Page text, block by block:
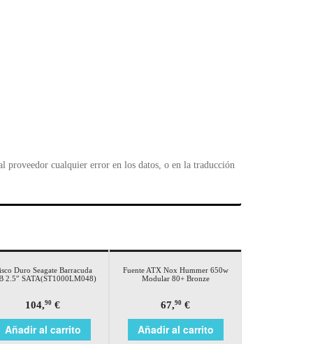
proveedor cualquier error en los datos, o en la traducción
Duro Seagate Barracuda
2.5″ SATA(ST1000LM048)
104,90 €
Añadir al carrito
Fuente ATX Nox Hummer 650w
Modular 80+ Bronze
67,90 €
Añadir al carrito